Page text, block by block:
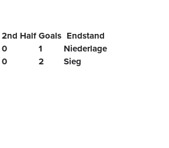
2nd Half Goals Endstand
0 1
Niederlage
0 2 Sieg